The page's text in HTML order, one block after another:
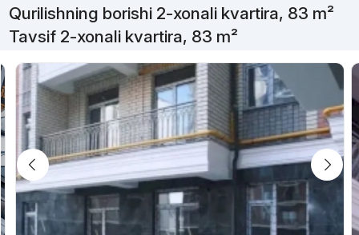
Qurilishning borishi 2-xonali kvartira, 83 m²
Tavsif 2-xonali kvartira, 83 m²